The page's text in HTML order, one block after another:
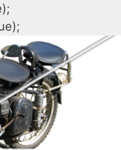
Inhalt
springen